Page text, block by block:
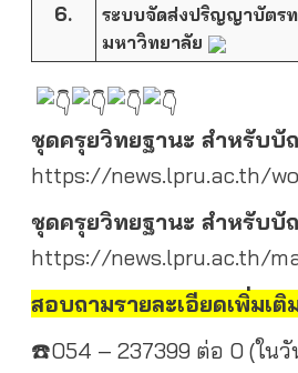
6.
ระบบจัดส่งปริญญาบัตรท
มหาวิทยาลัย
ชุดครุยวิทยฐานะ สำหรับ
https://news.lpru.ac.th/
ชุดครุยวิทยฐานะ สำหรับบั
https://news.lpru.ac.th/
สอบถามรายละเอียดเพิ่มเติ
☎️054 – 237399 ต่อ 0 (ในวั